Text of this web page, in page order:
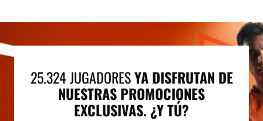
25.324 JUGADORESYA DISFRUTAN DE
NUESTRAS PROMOCIONES
EXCLUSIVAS. ¿Y TÚ?